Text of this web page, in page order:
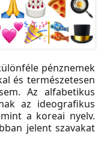
pénznemek
és természetesen
Az alfabetikus
az ideografikus
a koreai nyelv.
jelent szavakat